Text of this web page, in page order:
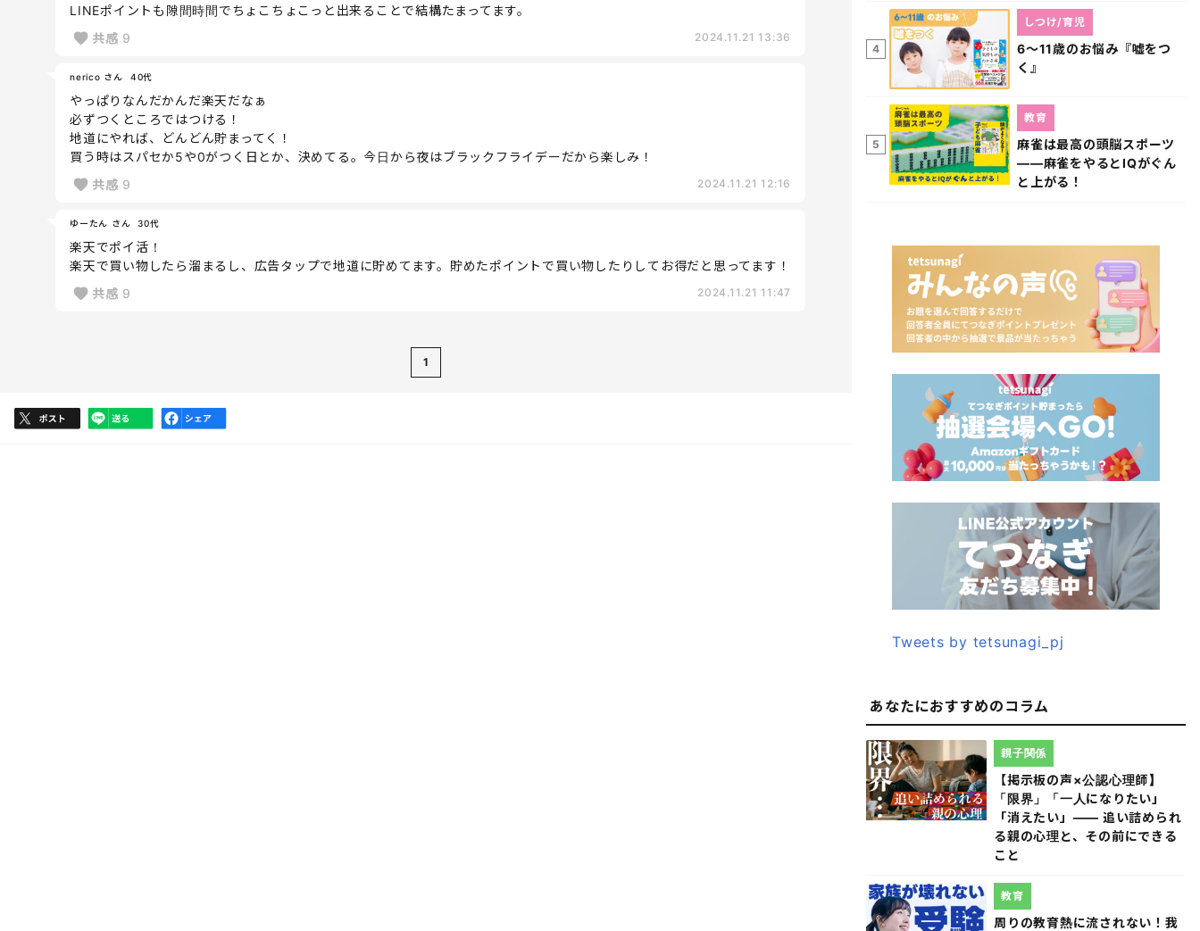
LINEポイントも隙間時間でちょこちょこっと出来ることで結構たまってます。
共感 9 2024.11.21 13:36
nerico さん 40代
やっぱりなんだかんだ楽天だなぁ
必ずつくところではつける！
地道にやれば、どんどん貯まってく！
買う時はスパセか5や0がつく日とか、決めてる。今日から夜はブラックフライデーだから楽しみ！
共感 9 2024.11.21 12:16
ゆーたん さん 30代
楽天でポイ活！
楽天で買い物したら溜まるし、広告タップで地道に貯めてます。貯めたポイントで買い物したりしてお得だと思ってます！
共感 9 2024.11.21 11:47
1
4
6～11歳のお悩み『嘘をつ
く』
しつけ/育児
5
麻雀は最高の頭脳スポーツ
――麻雀をやるとIQがぐん
と上がる！
教育
Tweets by tetsunagi_pj
あなたにおすすめのコラム
【掲示板の声×公認心理師】
「限界」「一人になりたい」
「消えたい」―― 追い詰められ
る親の心理と、その前にできる
こと
親子関係
周りの教育熱に流されない！我
教育